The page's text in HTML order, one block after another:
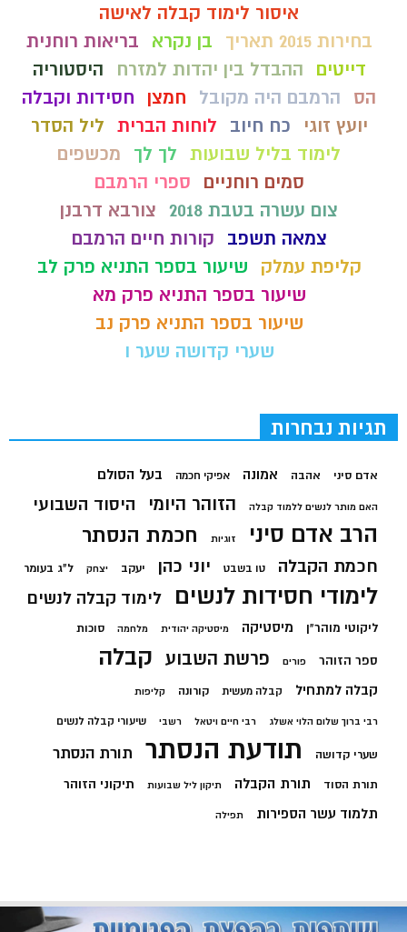
איסור לימוד קבלה לאישה
בחירות 2015 תאריך
בן נקרא
בריאות רוחנית
דייטים
ההבדל בין יהדות למזרח
היסטוריה
הס
הרמבם היה מקובל חמצן
חסידות וקבלה
יועץ זוגי
כח חיוב לוחות הברית ליל הסדר
לימוד בליל שבועות לך לך
מכשפים
סמים רוחניים
ספרי הרמבם
צום עשרה בטבת 2018
צורבא דרבנן
צמאה תשפב
קורות חיים הרמבם
קליפת עמלק
שיעור בספר התניא פרק לב
שיעור בספר התניא פרק מא
שיעור בספר התניא פרק נב
שערי קדושה שער ו
תגיות נבחרות
אדם סיני אהבה אמונה אפיקי חכמה בעל הסולם
האם מותר לנשים ללמוד קבלה הזוהר היומי היסוד השבועי
הרב אדם סיני זוגיות חכמת הנסתר
חכמת הקבלה טו בשבט יוני כהן יעקב יצחק ל"ג בעומר
לימודי חסידות לנשים לימוד קבלה לנשים
ליקוטי מוהר"ן מיסטיקה מיסטיקה יהודית מלחמה סוכות
ספר הזוהר פורים פרשת השבוע קבלה
קבלה למתחיל קבלה מעשית קורונה קליפות
רבי ברוך שלום הלוי אשלג רבי חיים ויטאל רשבי שיעורי קבלה לנשים
שערי קדושה תודעת הנסתר תורת הנסתר
תורת הסוד תורת הקבלה תיקון ליל שבועות תיקוני הזוהר
תלמוד עשר הספירות תפילה